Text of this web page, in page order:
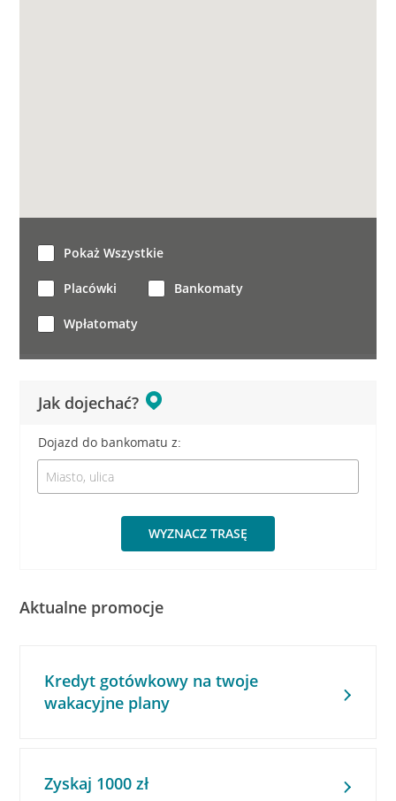
Jak dojechać?
Dojazd do bankomatu z:
WYZNACZ TRASĘ
Pokaż Wszystkie
Placówki Bankomaty
Wpłatomaty
Aktualne promocje
Kredyt gotówkowy na twoje
wakacyjne plany
Zyskaj 1000 zł